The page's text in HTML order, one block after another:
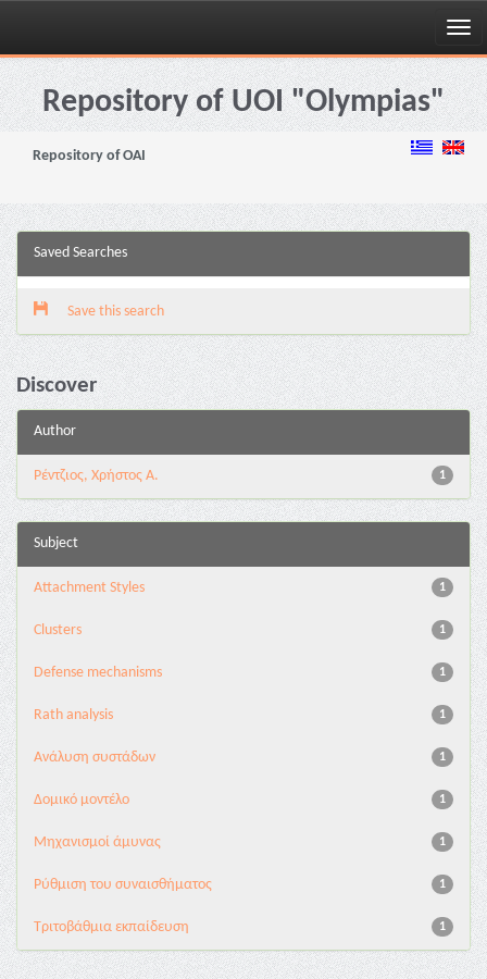
Skip
navigationRepository of UOI "Olympias"
Repository of OAI
Saved Searches
Save this search
Discover
Author
1
Ρέντζιος, Χρήστος Α.
Subject
1
Attachment Styles
1
Clusters
1
Defense mechanisms
1
Rath analysis
1
Ανάλυση συστάδων
1
Δομικό μοντέλο
1
Μηχανισμοί άμυνας
1
Ρύθμιση του συναισθήματος
1
Τριτοβάθμια εκπαίδευση